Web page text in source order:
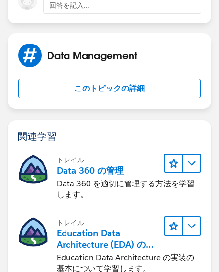
回答を記入...
Data Management
このトピックの詳細
関連学習
トレイル
Data 360 の管理
Data 360 を適切に管理する方法を学習
します。
トレイル
Education Data
Architecture (EDA) の管
理
Education Data Architecture の実装の
基本について学習します。